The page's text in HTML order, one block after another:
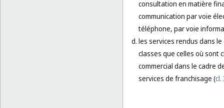
consultation en matière
communication par voie
téléphone, par voie
les services rendus dans
classes que celles où sont
commercial dans le cadre
services de franchisage (cl.